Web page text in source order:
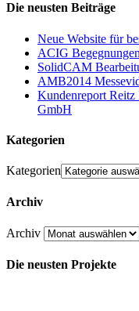
Die neusten Beiträge
Neue Website für
ACIG
SolidCAM
AMB2014
Kundenreport
GmbH
Kategorien
Kategorien
Archiv
Archiv
Die neusten Projekte